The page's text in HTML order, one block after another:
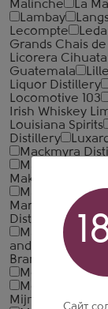
Malinche
La
Lambay
Lecompte
Grands Chais
Licorera
Guatemala
Liquor Distillery
Locomotive 103
Irish Whiskey
Louisiana Spirits
Distillery
Mackmyra
Maison Gautier
Maker's Mark
Malt'b Whiskey
Marcati
Marie
Distillery
Masuda
and Co
Brands
Meukow
Mezan
MijnaberdСайт